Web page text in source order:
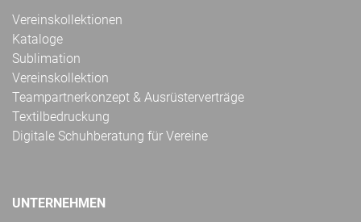
Vereinskollektionen
Kataloge
Sublimation
Vereinskollektion
Teampartnerkonzept & Ausrüsterverträge
Textilbedruckung
Digitale Schuhberatung für Vereine
UNTERNEHMEN